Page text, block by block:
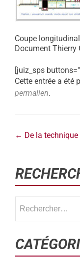
Coupe
Document Thierry
[juiz_sps
Cette entrée a été
permalien.
← De la technique